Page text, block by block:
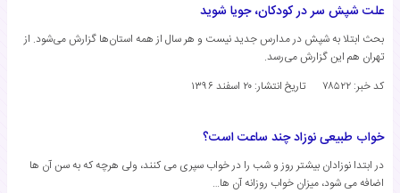
علت شپش سر در کودکان، جویا شوید
بحث ابتلا به شپش در مدارس جدید نیست و هر سال از همه استان‌ها گزارش می‌شود. از
تهران هم این گزارش می‌رسد.
کد خبر: ۷۸۵۲۲
تاریخ انتشار: ۲۰ اسفند ۱۳۹۶
خواب طبیعی نوزاد چند ساعت است؟
در ابتدا نوزادان بیشتر روز و شب را در خواب سپری می کنند، ولی هرچه که به سن آن ها
اضافه می شود، میزان خواب روزانه آن ها…